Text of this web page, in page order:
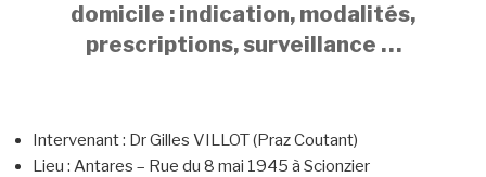
domicile : indication, modalités,
prescriptions, surveillance …
Intervenant : Dr Gilles VILLOT (Praz Coutant)
Lieu : Antares – Rue du 8 mai 1945 à Scionzier